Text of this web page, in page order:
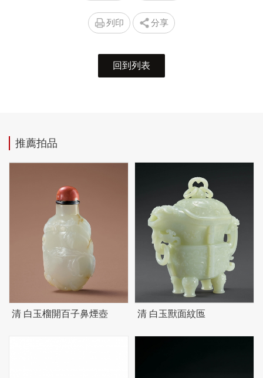
列印 分享
回到列表
推薦拍品
清 白玉榴開百子鼻煙壺 清 白玉獸面紋匜